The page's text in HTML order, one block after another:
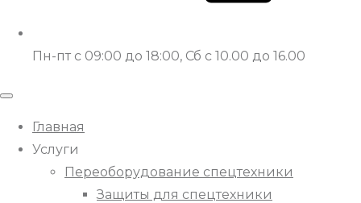
Пн-пт с 09:00 до 18:00, Сб с 10.00 до 16.00
Главная
Услуги
Переоборудование спецтехники
Защиты для спецтехники